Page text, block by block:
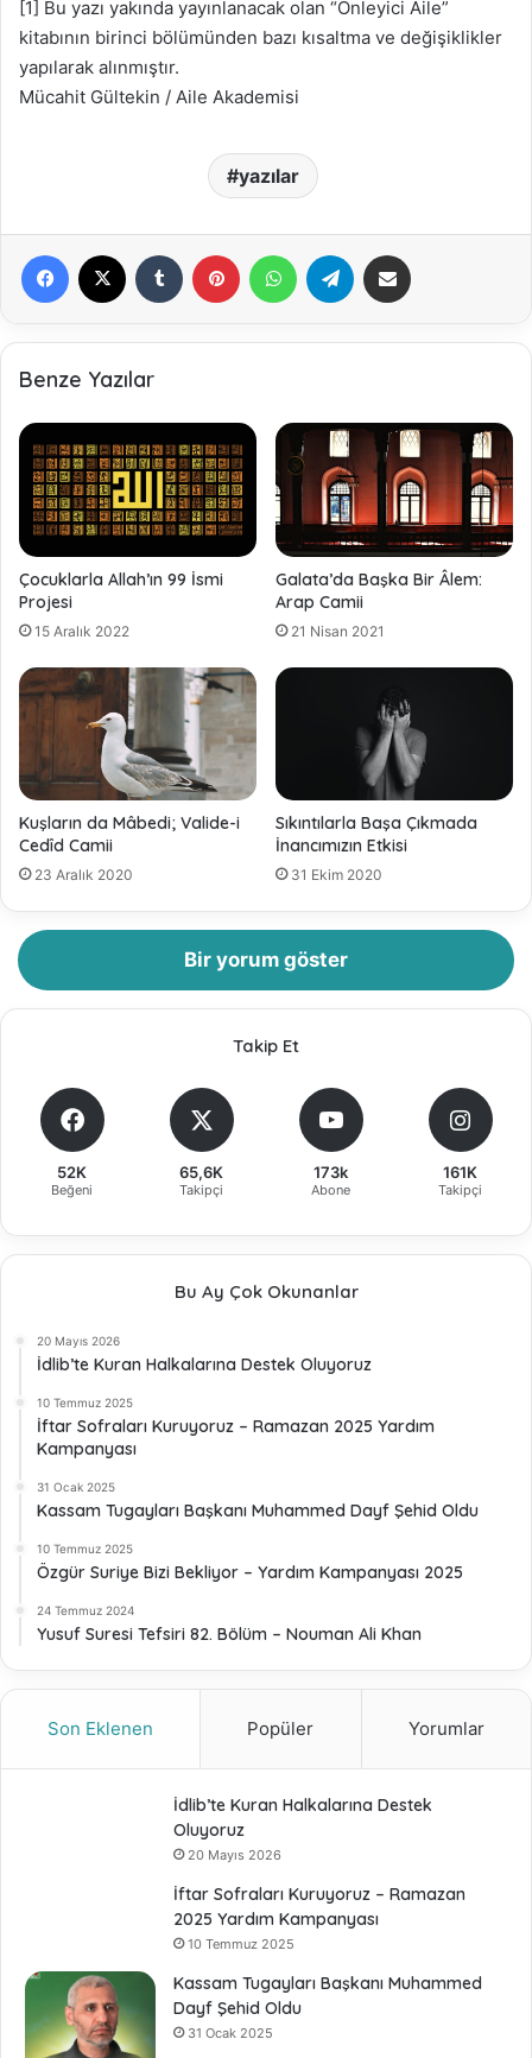
[1] Bu yazı yakında yayınlanacak olan “Önleyici Aile”
kitabının birinci bölümünden bazı kısaltma ve değişiklikler
yapılarak alınmıştır.
Mücahit Gültekin / Aile Akademisi
yazılar
Benze Yazılar
Çocuklarla Allah’ın 99 İsmi
Projesi
15 Aralık 2022
Galata’da Başka Bir Âlem:
Arap Camii
21 Nisan 2021
Kuşların da Mâbedi; Valide-i
Cedîd Camii
23 Aralık 2020
Sıkıntılarla Başa Çıkmada
İnancımızın Etkisi
31 Ekim 2020
Bir yorum göster
Takip Et
52K
Beğeni
65,6K
Takipçi
173k
Abone
161K
Takipçi
Bu Ay Çok Okunanlar
20 Mayıs 2026
İdlib’te Kuran Halkalarına Destek Oluyoruz
10 Temmuz 2025
İftar Sofraları Kuruyoruz – Ramazan 2025 Yardım
Kampanyası
31 Ocak 2025
Kassam Tugayları Başkanı Muhammed Dayf Şehid Oldu
10 Temmuz 2025
Özgür Suriye Bizi Bekliyor – Yardım Kampanyası 2025
24 Temmuz 2024
Yusuf Suresi Tefsiri 82. Bölüm – Nouman Ali Khan
Son Eklenen Popüler Yorumlar
İdlib’te Kuran Halkalarına Destek
Oluyoruz
20 Mayıs 2026
İftar Sofraları Kuruyoruz – Ramazan
2025 Yardım Kampanyası
10 Temmuz 2025
Kassam Tugayları Başkanı Muhammed
Dayf Şehid Oldu
31 Ocak 2025